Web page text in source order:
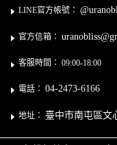
LINE官方帳號：
官方信箱：
客服時間： 09:00-18:00
電話： 04-2473-6166
地址： 臺中市南屯區文